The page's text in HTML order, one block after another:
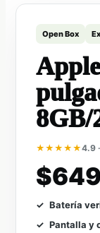
Open Box
8GB/
★★★★★4.9
Batería
Pantalla y